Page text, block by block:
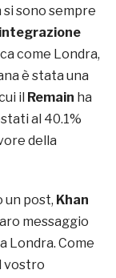
si sono sempre
come Londra,
è stata una
il Remain ha
al 40.1%
della
un post, Khan
messaggio
Londra. Come
vostro